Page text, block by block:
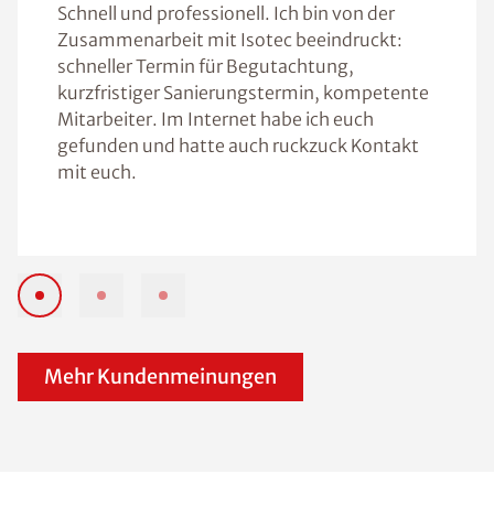
Schnell und professionell. Ich bin von der
Zusammenarbeit mit Isotec beeindruckt:
schneller Termin für Begutachtung,
kurzfristiger Sanierungstermin, kompetente
Mitarbeiter. Im Internet habe ich euch
gefunden und hatte auch ruckzuck Kontakt
mit euch.
Mehr Kundenmeinungen